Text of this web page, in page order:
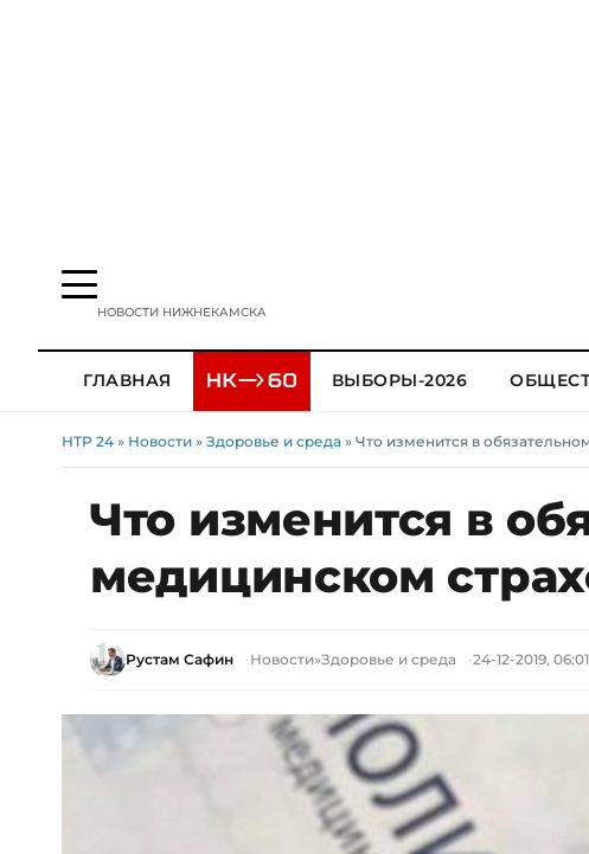
НОВОСТИ НИЖНЕКАМСКА
ГЛАВНАЯ ВЫБОРЫ-2026
НТР 24 » Новости » Здоровье и среда » Что изменится в
Что изменится в
медицинском
Рустам Сафин Новости»Здоровье и среда 24-12-2019, 06:01